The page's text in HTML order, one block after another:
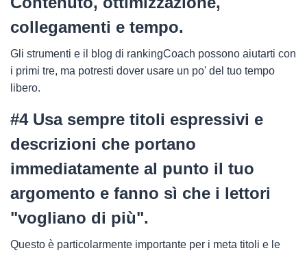
collegamenti e tempo.
Gli strumenti e il blog di rankingCoach possono aiutarti con
i primi tre, ma potresti dover usare un po' del tuo tempo
libero.
#4 Usa sempre titoli espressivi e
descrizioni che portano
immediatamente al punto il tuo
argomento e fanno sì che i lettori
"vogliano di più".
Questo è particolarmente importante per i meta titoli e le